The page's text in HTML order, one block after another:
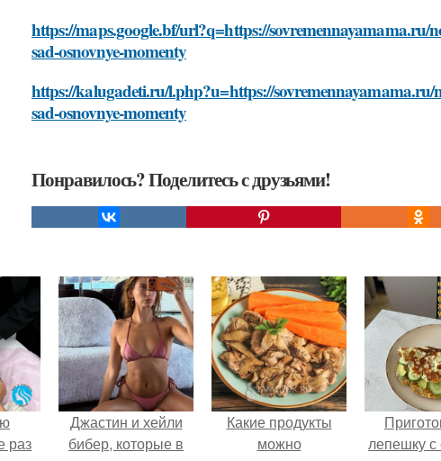
https://maps.google.bf/url?q=https://
sad-osnovnye-momenty
https://kalugadeti.ru/l.php?u=https://
sad-osnovnye-momenty
Понравилось? Поделитесь с друзьями!
раз
Джастин и хейли
бибер, которые в
Какие продукты
можно
лепешку